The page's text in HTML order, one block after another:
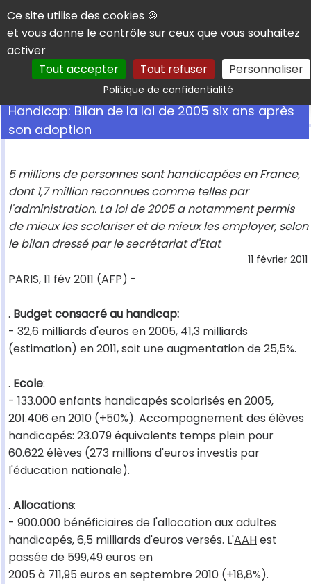
Panneau de gestion des cookies
Ce site utilise des cookies 🍪
et vous donne le contrôle sur ceux que vous souhaitez
activer
Tout accepter
Tout refuser Personnaliser
Politique de confidentialitéRechercher
Handicap: Bilan de la loi de 2005 six ans après
son adoption
5 millions de personnes sont handicapées en France,
dont 1,7 million reconnues comme telles par
l'administration. La loi de 2005 a notamment permis
de mieux les scolariser et de mieux les employer, selon
le bilan dressé par le secrétariat d'Etat
11 février 2011
PARIS, 11 fév 2011 (AFP) -
. Budget consacré au handicap:
- 32,6 milliards d'euros en 2005, 41,3 milliards
(estimation) en 2011, soit une augmentation de 25,5%.
. Ecole:
- 133.000 enfants handicapés scolarisés en 2005,
201.406 en 2010 (+50%). Accompagnement des élèves
handicapés: 23.079 équivalents temps plein pour
60.622 élèves (273 millions d'euros investis par
l'éducation nationale).
. Allocations:
- 900.000 bénéficiaires de l'allocation aux adultes
handicapés, 6,5 milliards d'euros versés. L'AAHest
passée de 599,49 euros en
2005 à 711,95 euros en septembre 2010 (+18,8%).